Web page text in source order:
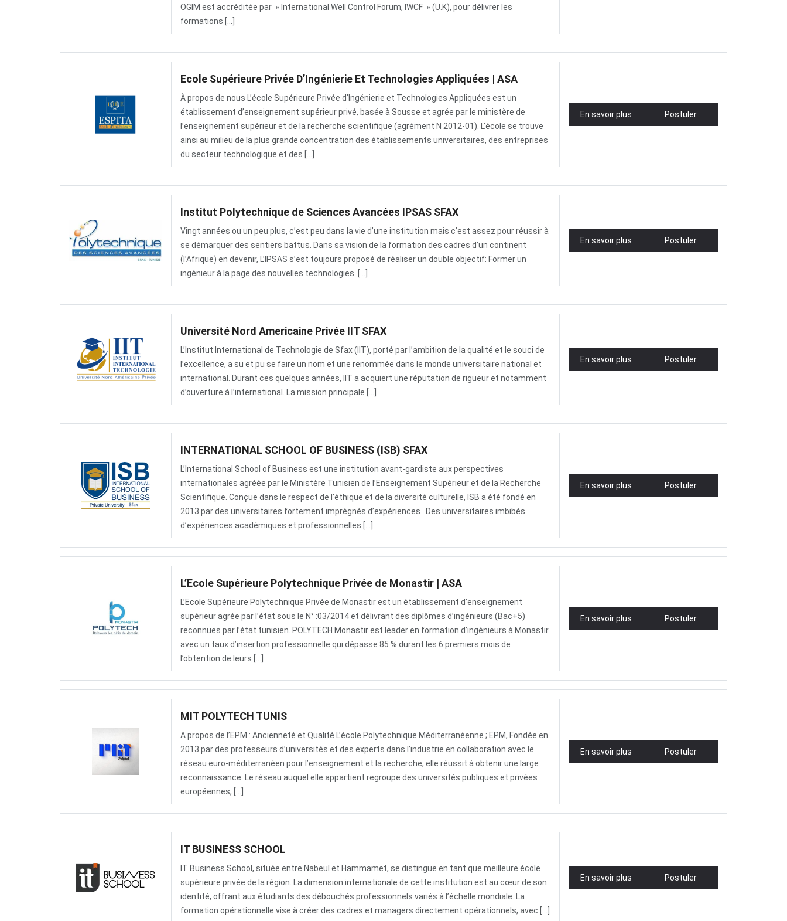
OGIM est accréditée par » International Well Control Forum, IWCF » (U.K), pour délivrer les
formations […]
Ecole Supérieure Privée D’Ingénierie Et Technologies Appliquées | ASA
À propos de nous L’école Supérieure Privée d’Ingénierie et Technologies Appliquées est un
établissement d’enseignement supérieur privé, basée à Sousse et agrée par le ministère de
l’enseignement supérieur et de la recherche scientifique (agrément N 2012-01). L’école se trouve
ainsi au milieu de la plus grande concentration des établissements universitaires, des entreprises
du secteur technologique et des […]
En savoir plus Postuler
Institut Polytechnique de Sciences Avancées IPSAS SFAX
Vingt années ou un peu plus, c’est peu dans la vie d’une institution mais c’est assez pour réussir à
se démarquer des sentiers battus. Dans sa vision de la formation des cadres d’un continent
(l’Afrique) en devenir, L’IPSAS s’est toujours proposé de réaliser un double objectif: Former un
ingénieur à la page des nouvelles technologies. […]
En savoir plus Postuler
Université Nord Americaine Privée IIT SFAX
L’Institut International de Technologie de Sfax (IIT), porté par l’ambition de la qualité et le souci de
l’excellence, a su et pu se faire un nom et une renommée dans le monde universitaire national et
international. Durant ces quelques années, IIT a acquiert une réputation de rigueur et notamment
d’ouverture à l’international. La mission principale […]
En savoir plus Postuler
INTERNATIONAL SCHOOL OF BUSINESS (ISB) SFAX
L’International School of Business est une institution avant-gardiste aux perspectives
internationales agréée par le Ministère Tunisien de l’Enseignement Supérieur et de la Recherche
Scientifique. Conçue dans le respect de l’éthique et de la diversité culturelle, ISB a été fondé en
2013 par des universitaires fortement imprégnés d’expériences . Des universitaires imbibés
d’expériences académiques et professionnelles […]
En savoir plus Postuler
L’Ecole Supérieure Polytechnique Privée de Monastir | ASA
L’Ecole Supérieure Polytechnique Privée de Monastir est un établissement d’enseignement
supérieur agrée par l’état sous le N° :03/2014 et délivrant des diplômes d’ingénieurs (Bac+5)
reconnues par l’état tunisien. POLYTECH Monastir est leader en formation d’ingénieurs à Monastir
avec un taux d’insertion professionnelle qui dépasse 85 % durant les 6 premiers mois de
l’obtention de leurs […]
En savoir plus Postuler
MIT POLYTECH TUNIS
A propos de l’EPM : Ancienneté et Qualité L’école Polytechnique Méditerranéenne ; EPM, Fondée en
2013 par des professeurs d’universités et des experts dans l’industrie en collaboration avec le
réseau euro-méditerranéen pour l’enseignement et la recherche, elle réussit à obtenir une large
reconnaissance. Le réseau auquel elle appartient regroupe des universités publiques et privées
européennes, […]
En savoir plus Postuler
IT BUSINESS SCHOOL
IT Business School, située entre Nabeul et Hammamet, se distingue en tant que meilleure école
supérieure privée de la région. La dimension internationale de cette institution est au cœur de son
identité, offrant aux étudiants des débouchés professionnels variés à l’échelle mondiale. La
formation opérationnelle vise à créer des cadres et managers directement opérationnels, avec […]
En savoir plus Postuler